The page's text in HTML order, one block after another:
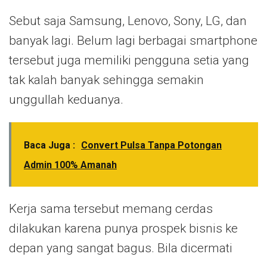
Sebut saja Samsung, Lenovo, Sony, LG, dan
banyak lagi. Belum lagi berbagai smartphone
tersebut juga memiliki pengguna setia yang
tak kalah banyak sehingga semakin
unggullah keduanya.
Baca Juga : Convert Pulsa Tanpa Potongan
Admin 100% Amanah
Kerja sama tersebut memang cerdas
dilakukan karena punya prospek bisnis ke
depan yang sangat bagus. Bila dicermati